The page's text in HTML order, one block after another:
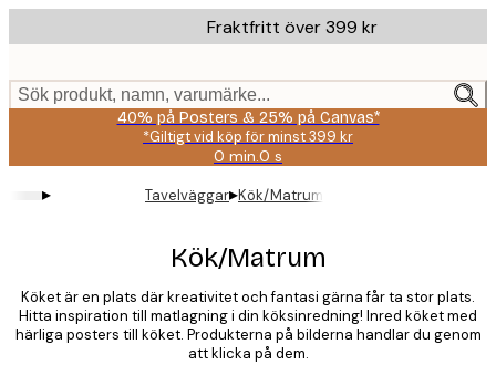
to
content.
Fraktfritt över 399 kr
Sök produkt, namn, varumärke...
40% på Posters & 25% på Canvas*
*Giltigt vid köp för minst 399 kr
0 min.0 s
Giltig
till
och
2026-
08-
▸ Tavelväggar▸Kök/Matrum
Kök/Matrum
Köket är en plats där kreativitet och fantasi gärna får ta stor plats.
Hitta inspiration till matlagning i din köksinredning! Inred köket med
härliga posters till köket. Produkterna på bilderna handlar du genom
att klicka på dem.